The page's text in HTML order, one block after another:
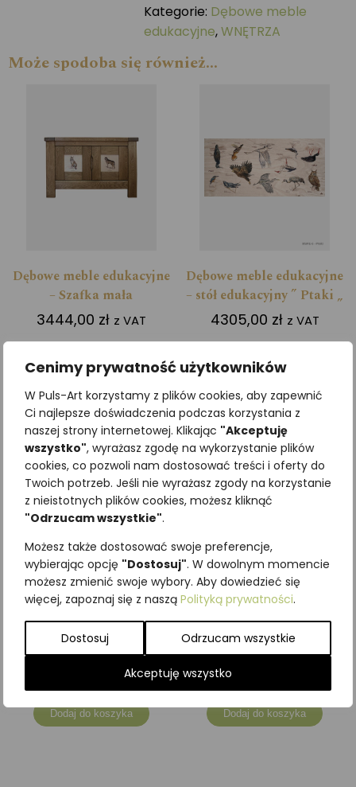
Cenimy prywatność użytkowników
W Puls-Art korzystamy z plików cookies, aby zapewnić
Ci najlepsze doświadczenia podczas korzystania z
naszej strony internetowej. Klikając "Akceptuję
wszystko", wyrażasz zgodę na wykorzystanie plików
cookies, co pozwoli nam dostosować treści i oferty do
Twoich potrzeb. Jeśli nie wyrażasz zgody na korzystanie
z nieistotnych plików cookies, możesz kliknąć
"Odrzucam wszystkie".
Możesz także dostosować swoje preferencje,
wybierając opcję "Dostosuj". W dowolnym momencie
możesz zmienić swoje wybory. Aby dowiedzieć się
więcej, zapoznaj się z naszą Polityką prywatności.
Dostosuj Odrzucam wszystkie
Akceptuję wszystko
Kategorie: Dębowe meble
edukacyjne,WNĘTRZA
Może spodoba się również…
Dębowe meble edukacyjne
– Szafka mała
3444,00 zł z VAT
Dodaj do koszyka
Dębowe meble edukacyjne
– stół edukacyjny ” Ptaki „
4305,00 zł z VAT
Dodaj do koszyka
Dębowe meble edukacyjne
– Szafka duża
z VAT
Dodaj do koszyka
Dębowe meble edukacyjne
– Szafka na owoce leśne
4551,00
Dodaj do koszyka